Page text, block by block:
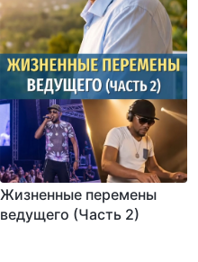
Жизненные перемены
ведущего (Часть 2)